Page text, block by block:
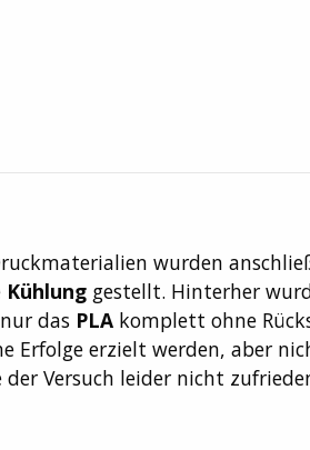
wurden
Kühlung gestellt. Hinterher
das PLA komplett ohne
Erfolge erzielt werden, aber
Versuch leider nicht